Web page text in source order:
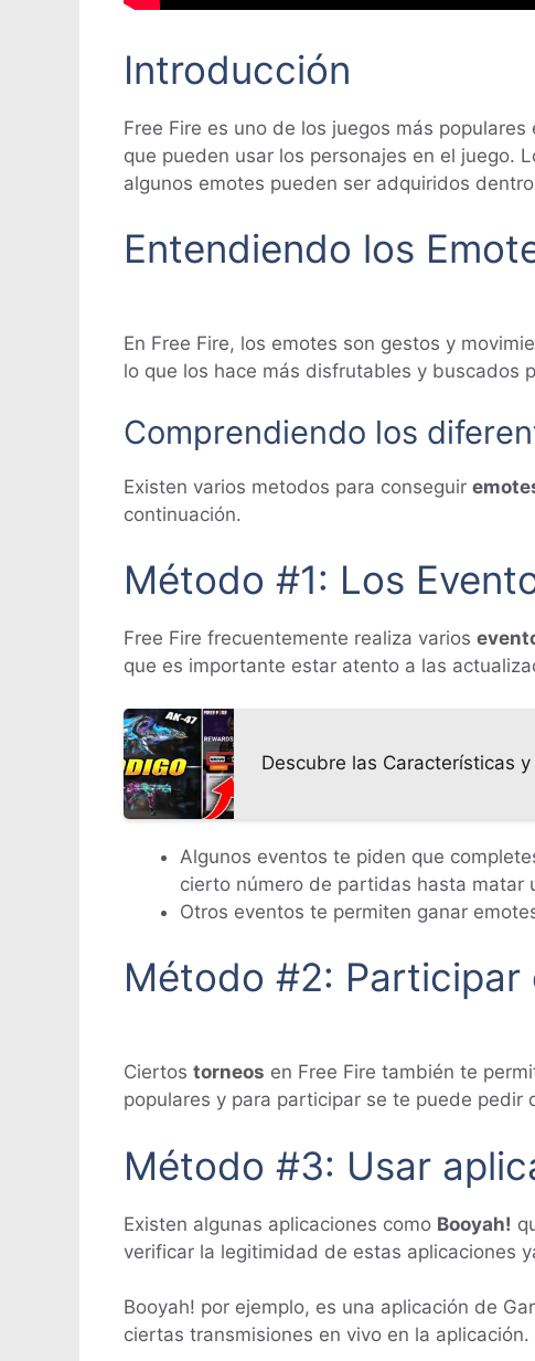
Introducción
Free Fire es uno de los juegos más populares
que pueden usar los personajes en el juego.
algunos emotes pueden ser adquiridos
Entendiendo los
En Free Fire, los emotes son gestos y
lo que los hace más disfrutables y buscados
Comprendiendo los
Existen varios metodos para conseguir
continuación.
Método #1: Los
Free Fire frecuentemente realiza varios
que es importante estar atento a las
Descubre las Características
Algunos eventos te piden que
cierto número de partidas hasta matar
Otros eventos te permiten ganar
Método #2: Participar
Ciertos torneos en Free Fire también te
populares y para participar se te puede
Método #3: Usar
Existen algunas aplicaciones como Booyah!
verificar la legitimidad de estas aplicaciones
Booyah! por ejemplo, es una aplicación de
ciertas transmisiones en vivo en la aplicación.